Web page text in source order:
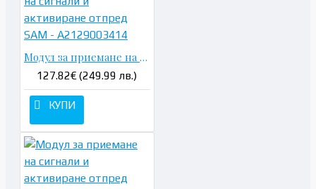
Модул за приемане на сигнали и активиране отпред SAM - A2129003414
127.82€ (249.99 лв.)
КУПИ